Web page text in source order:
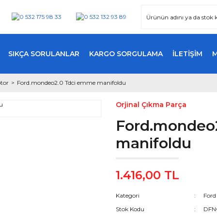
SIKÇA SORULANLAR KARGO SORGULAMA İLETİŞİM
Ford.mondeo2.0 Tdci emme manifoldu
Orjinal Çıkma Parça
manifoldu
1.416,00 TL
Kategori
Stok Kodu